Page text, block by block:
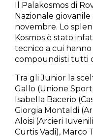
Il Palakosmos di
Nazionale
novembre. Lo
Kosmos è stato
tecnico a cui
compoundisti tutti
Tra gli Junior la
Gallo (Unione
Isabella Bacerio
Giorgia Montaldi
Aloisi (Arcieri
Curtis Vadi), Marco